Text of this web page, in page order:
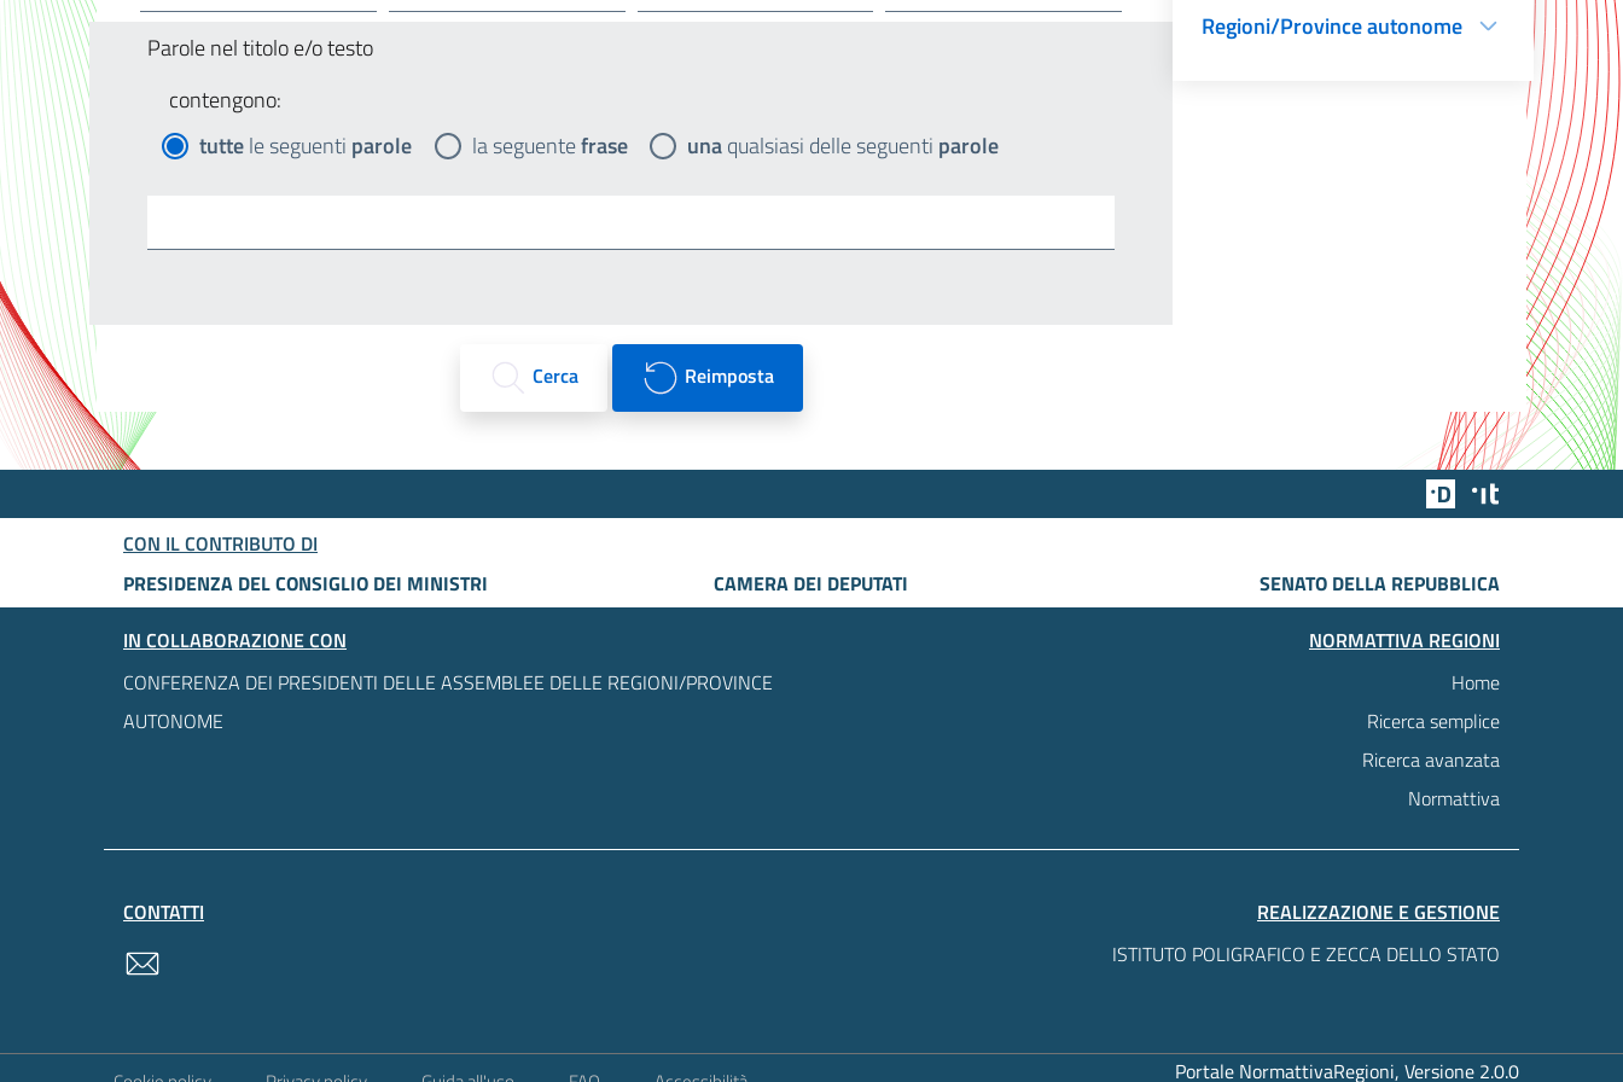
Parole nel titolo e/o testo
contengono:
tuttele seguenti parole la seguentefrase unaqualsiasi delle seguenti parole
Cerca Reimposta
Regioni/Province autonome
Team Digitale
CON IL CONTRIBUTO DI
PRESIDENZA DEL CONSIGLIO DEI MINISTRI
CAMERA DEI DEPUTATI
SENATO DELLA REPUBBLICA
IN COLLABORAZIONE CON
CONFERENZA DEI PRESIDENTI DELLE ASSEMBLEE DELLE REGIONI/PROVINCE
AUTONOME
NORMATTIVA REGIONI
Home
Ricerca semplice
Ricerca avanzata
Normattiva
CONTATTI
REALIZZAZIONE E GESTIONE
ISTITUTO POLIGRAFICO E ZECCA DELLO STATO
Portale NormattivaRegioni, Versione 2.0.0